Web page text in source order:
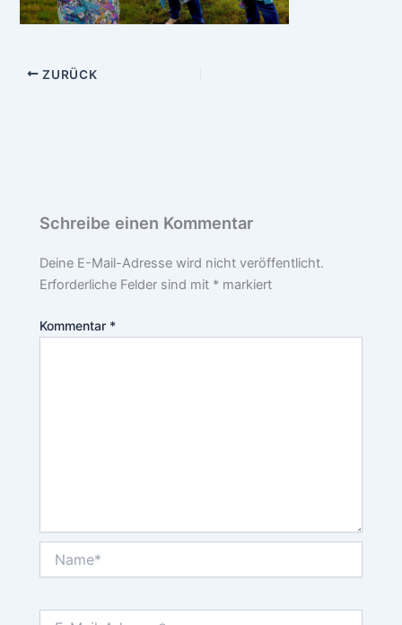
ZURÜCK
Schreibe einen Kommentar
Deine E-Mail-Adresse wird nicht veröffentlicht.
Erforderliche Felder sind mit * markiert
Kommentar *